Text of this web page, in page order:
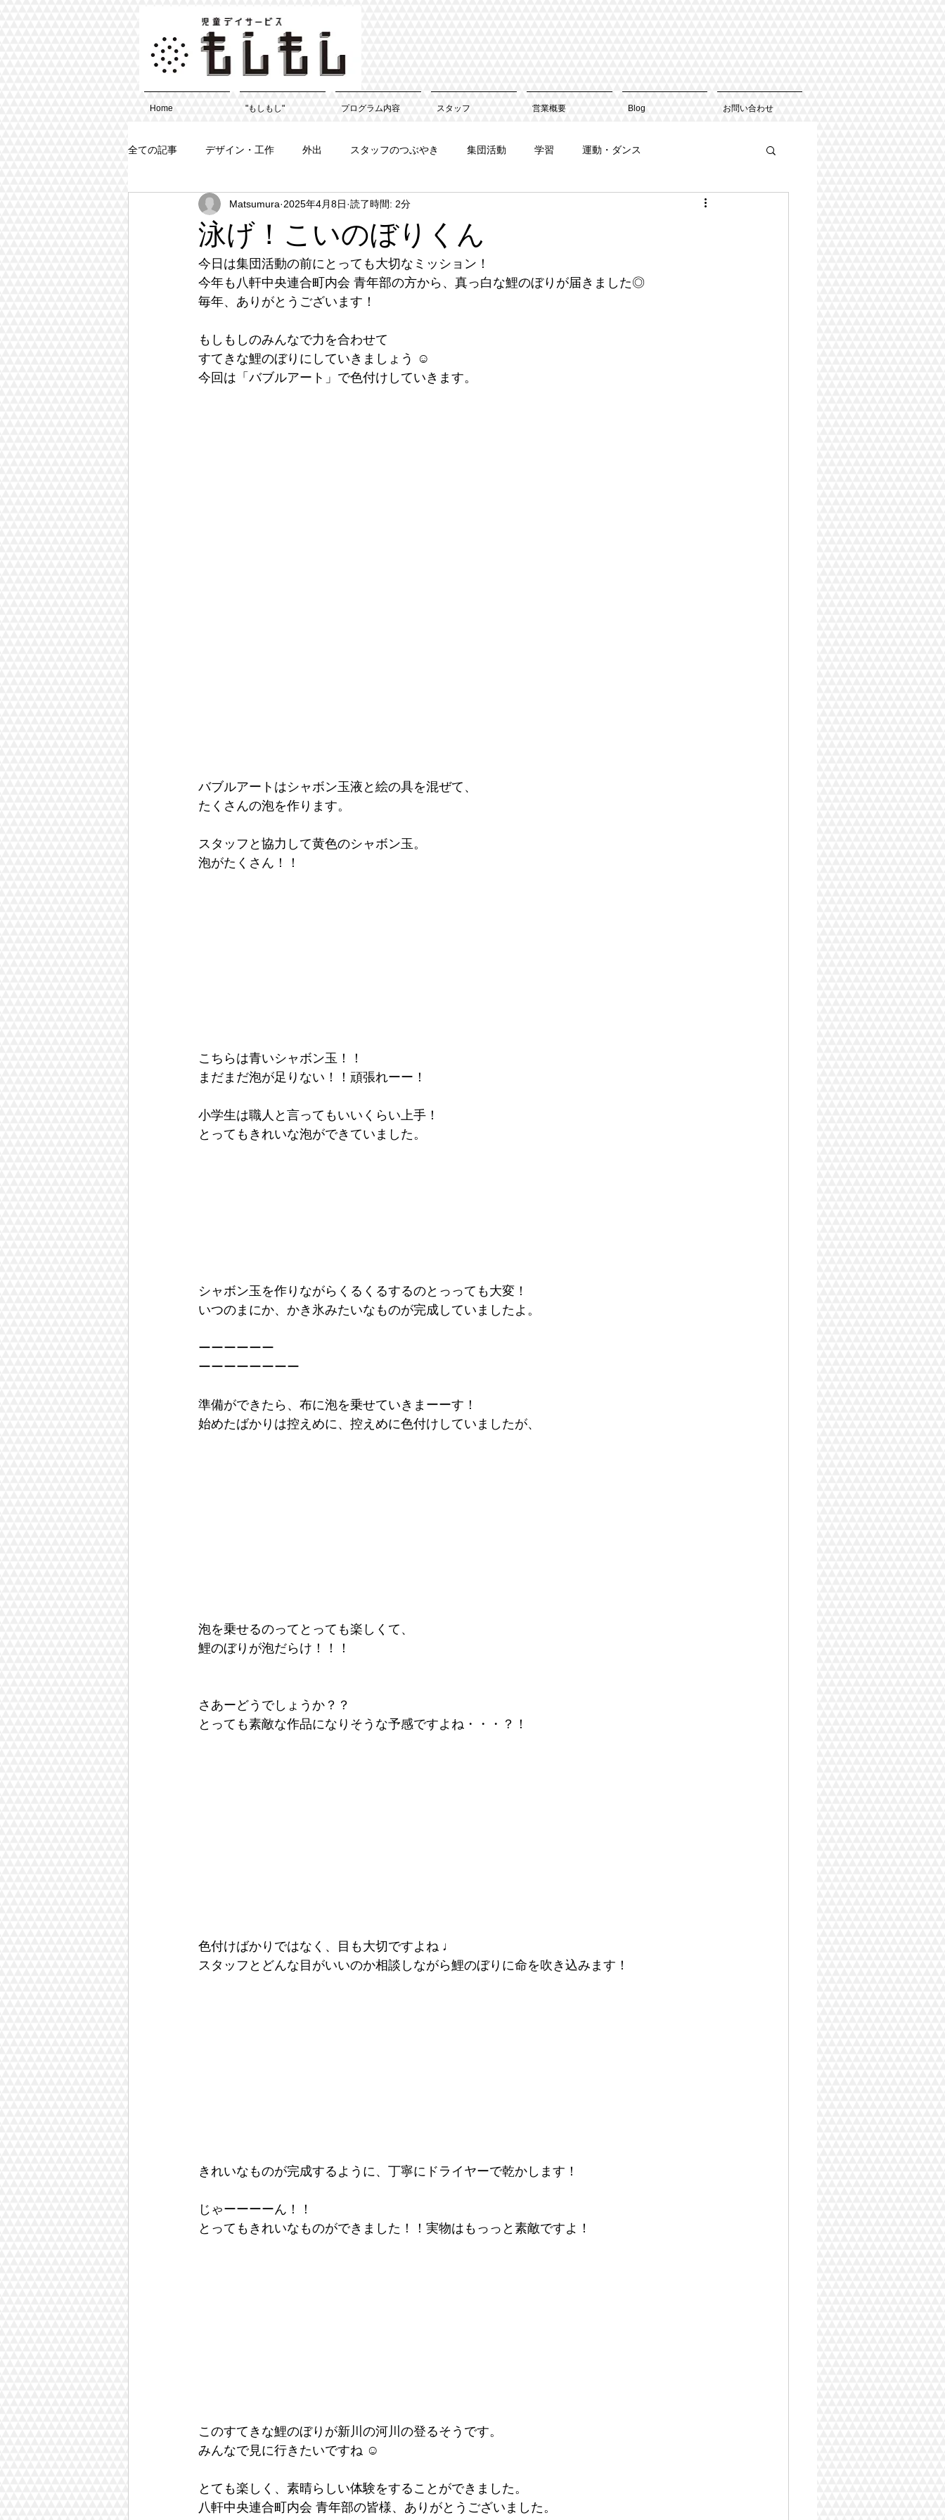
Home "もしもし" プログラム内容 スタッフ 営業概要 Blog お問い合わせ
全ての記事 デザイン・工作 外出 スタッフのつぶやき 集団活動 学習 運動・ダンス
泳げ！こいのぼりくん
Matsumura 2025年4月8日 読了時間: 2分
今日は集団活動の前にとっても大切なミッション！
今年も八軒中央連合町内会 青年部の方から、真っ白な鯉のぼりが届きました◎
毎年、ありがとうございます！
もしもしのみんなで力を合わせて
すてきな鯉のぼりにしていきましょう ☺︎
今回は「バブルアート」で色付けしていきます。
バブルアートはシャボン玉液と絵の具を混ぜて、
たくさんの泡を作ります。
スタッフと協力して黄色のシャボン玉。
泡がたくさん！！
こちらは青いシャボン玉！！
まだまだ泡が足りない！！頑張れーー！
小学生は職人と言ってもいいくらい上手！
とってもきれいな泡ができていました。
シャボン玉を作りながらくるくるするのとっっても大変！
いつのまにか、かき氷みたいなものが完成していましたよ。
ーーーーーー
ーーーーーーーー
準備ができたら、布に泡を乗せていきまーーす！
始めたばかりは控えめに、控えめに色付けしていましたが、
泡を乗せるのってとっても楽しくて、
鯉のぼりが泡だらけ！！！
さあーどうでしょうか？？
とっても素敵な作品になりそうな予感ですよね・・・？！
色付けばかりではなく、目も大切ですよね ♩
スタッフとどんな目がいいのか相談しながら鯉のぼりに命を吹き込みます！
きれいなものが完成するように、丁寧にドライヤーで乾かします！
じゃーーーーん！！
とってもきれいなものができました！！実物はもっっと素敵ですよ！
このすてきな鯉のぼりが新川の河川の登るそうです。
みんなで見に行きたいですね ☺︎
とても楽しく、素晴らしい体験をすることができました。
八軒中央連合町内会 青年部の皆様、ありがとうございました。